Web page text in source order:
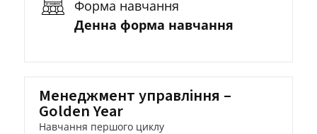
Форма навчання
Денна форма навчання
Mенеджмент управління –
Golden Year
Навчання першого циклу